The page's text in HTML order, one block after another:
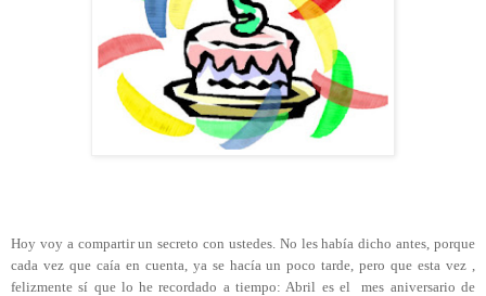
Hoy voy a compartir un secreto con ustedes. No les había dicho antes, porque
cada vez que caía en cuenta, ya se hacía un poco tarde, pero que esta vez ,
felizmente sí que lo he recordado a tiempo: Abril es el mes aniversario de